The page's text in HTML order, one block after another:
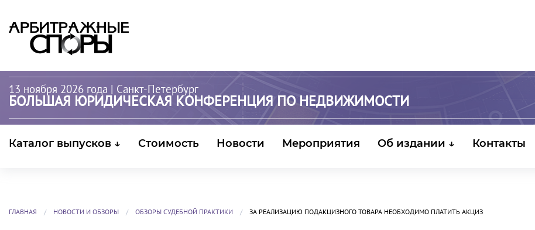
13 ноября 2026 года | Санкт-Петербург
БОЛЬШАЯ ЮРИДИЧЕСКАЯ КОНФЕРЕНЦИЯ ПО НЕДВИЖИМОСТИ
Каталог выпусков ↓ Стоимость Новости Мероприятия Об издании ↓ Контакты
ГЛАВНАЯ НОВОСТИ И ОБЗОРЫ ОБЗОРЫ СУДЕБНОЙ ПРАКТИКИ ЗА РЕАЛИЗАЦИЮ ПОДАКЦИЗНОГО ТОВАРА НЕОБХОДИМО ПЛАТИТЬ АКЦИЗ